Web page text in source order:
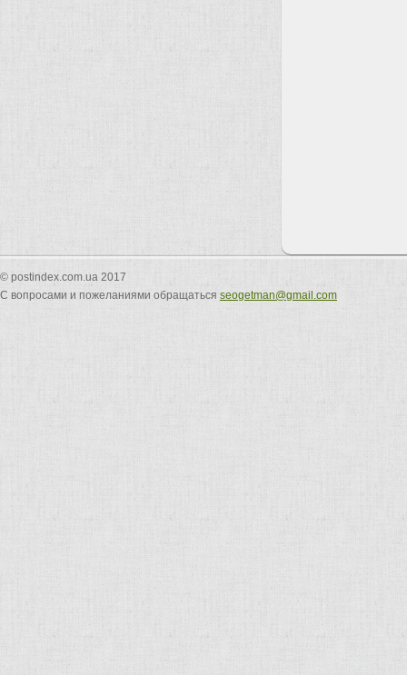
© postindex.com.ua 2017
С вопросами и пожеланиями обращаться seogetman@gmail.com